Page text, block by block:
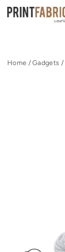
naar
Home /Gadgets /